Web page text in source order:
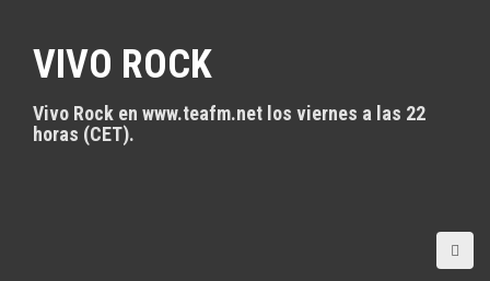
VIVO ROCK
Vivo Rock en www.teafm.net los viernes a las 22
horas (CET).